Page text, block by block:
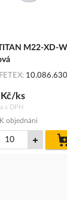
M22-XD-W
10.086.630
s DPH
ks
K objednání